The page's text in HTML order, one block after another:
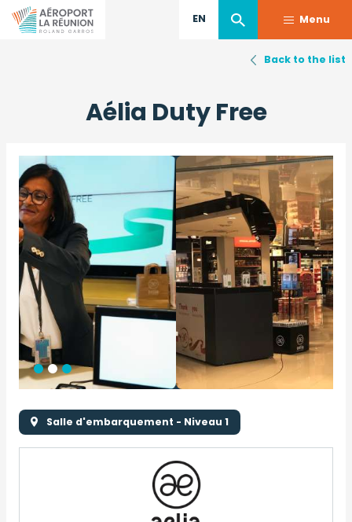
EN Menu
Aélia Duty Free
Salle d'embarquement - Niveau 1
Logo
Logo
Image
Back to the list